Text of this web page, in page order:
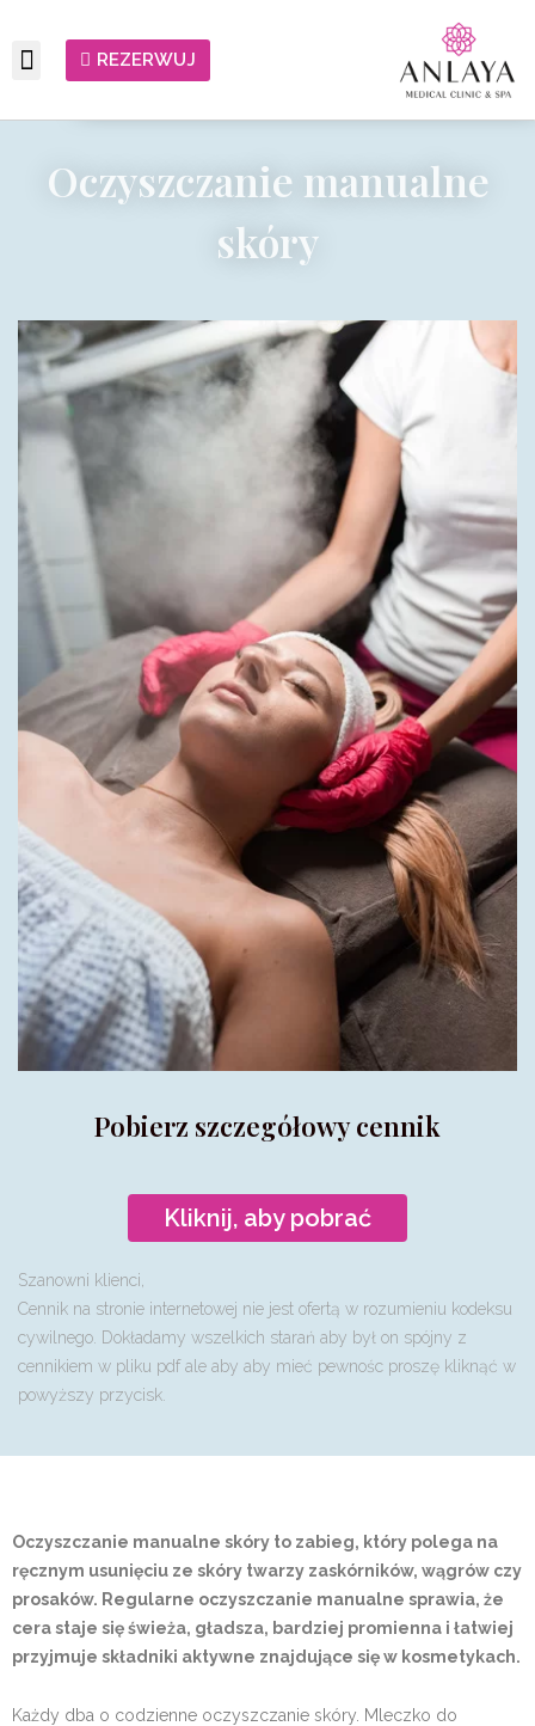
REZERWUJ
Oczyszczanie manualne
skóry
Pobierz szczegółowy cennik
Kliknij, aby pobrać
Szanowni klienci,
Cennik na stronie internetowej nie jest ofertą w rozumieniu kodeksu
cywilnego. Dokładamy wszelkich starań aby był on spójny z
cennikiem w pliku pdf ale aby aby mieć pewnośc proszę kliknąć w
powyższy przycisk.
Oczyszczanie manualne skóry to zabieg, który polega na
ręcznym usunięciu ze skóry twarzy zaskórników, wągrów czy
prosaków. Regularne oczyszczanie manualne sprawia, że
cera staje się świeża, gładsza, bardziej promienna i łatwiej
przyjmuje składniki aktywne znajdujące się w kosmetykach.
Każdy dba o codzienne oczyszczanie skóry. Mleczko do